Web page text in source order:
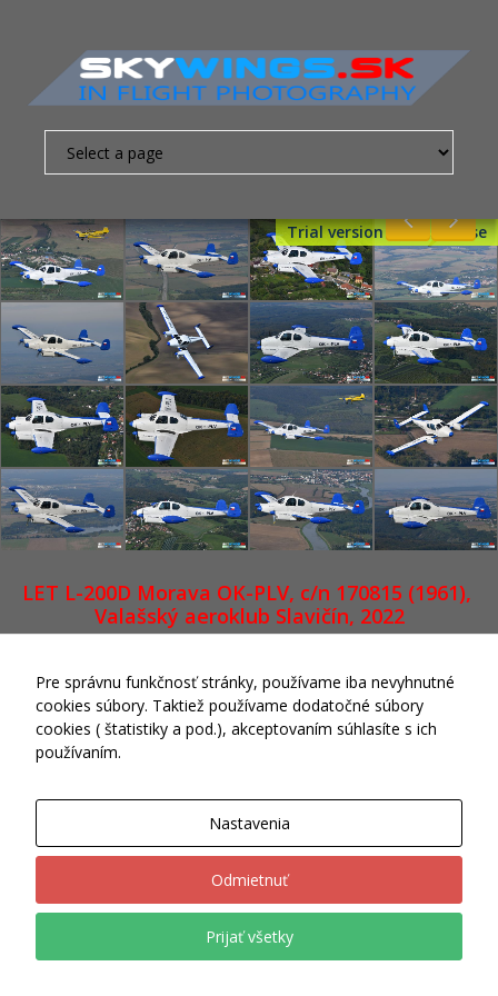
Trial version - Get License
LET L-200D Morava OK-PLV, c/n 170815 (1961),
Valašský aeroklub Slavičín, 2022
Theme © 2015-2026 Skywings.sk Powered by
Pre správnu funkčnosť stránky, používame iba nevyhnutné
cookies súbory. Taktiež používame dodatočné súbory
cookies ( štatistiky a pod.), akceptovaním súhlasíte s ich
používaním.
Nastavenia
Odmietnuť
Prijať všetky
Nevyhnutne
nutné
súbory
cookies
Sú to
základné
súbory
cookies,
ktoré
umožňujú
pohybovať
sa po
webovej
funkcie.
Tieto súbory
cookies
žiadne
informácie o
vás, ktoré by
sa dali použiť
na marketing
zapamätanie
na internete
súbory